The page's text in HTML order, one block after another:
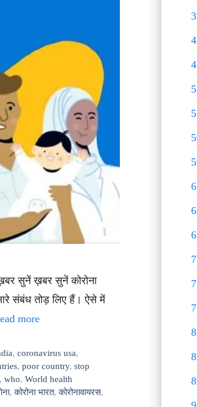
सुनें ख़बर सुनें कोरोना
संबंध तोड़ लिए हैं। ऐसे में
more
,coronavirus usa,
, poor country, stop
, who, World health
,कोरोना भारत,कोरोनावायरस,